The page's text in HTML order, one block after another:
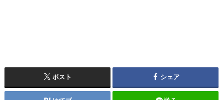
ポスト シェア